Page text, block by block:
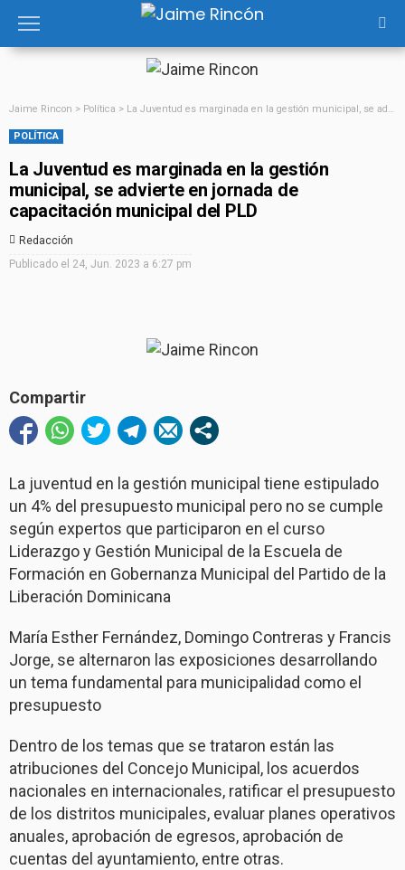
Jaime Rincon > Política > La Juventud es marginada en la gestión municipal, se advierte en jornada de capacitación municipal del PLD
POLÍTICA
La Juventud es marginada en la gestión
municipal, se advierte en jornada de
capacitación municipal del PLD
Redacción
Publicado el 24, Jun. 2023 a 6:27 pm
Compartir
La juventud en la gestión municipal tiene estipulado
un 4% del presupuesto municipal pero no se cumple
según expertos que participaron en el curso
Liderazgo y Gestión Municipal de la Escuela de
Formación en Gobernanza Municipal del Partido de la
Liberación Dominicana
María Esther Fernández, Domingo Contreras y Francis
Jorge, se alternaron las exposiciones desarrollando
un tema fundamental para municipalidad como el
presupuesto
Dentro de los temas que se trataron están las
atribuciones del Concejo Municipal, los acuerdos
nacionales en internacionales, ratificar el presupuesto
de los distritos municipales, evaluar planes operativos
anuales, aprobación de egresos, aprobación de
cuentas del ayuntamiento, entre otras.